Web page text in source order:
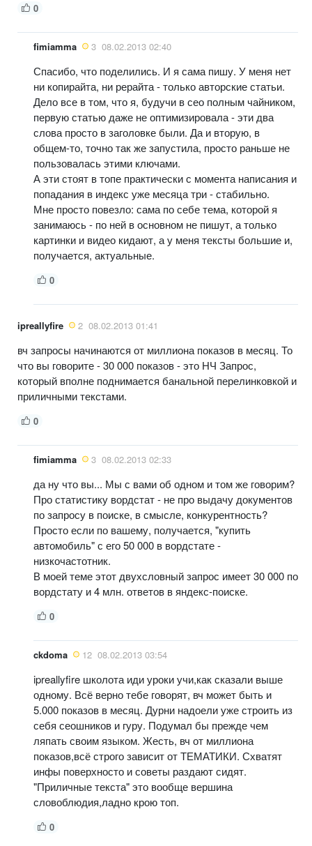
0
fimiamma 3 08.02.2013 02:40
Спасибо, что поделились. И я сама пишу. У меня нет
ни копирайта, ни рерайта - только авторские статьи.
Дело все в том, что я, будучи в сео полным чайником,
первую статью даже не оптимизировала - эти два
слова просто в заголовке были. Да и вторую, в
общем-то, точно так же запустила, просто раньше не
пользовалась этими ключами.
А эти стоят в топе практически с момента написания и
попадания в индекс уже месяца три - стабильно.
Мне просто повезло: сама по себе тема, которой я
занимаюсь - по ней в основном не пишут, а только
картинки и видео кидают, а у меня тексты большие и,
получается, актуальные.
0
ipreallyfire 2 08.02.2013 01:41
вч запросы начинаются от миллиона показов в месяц. То
что вы говорите - 30 000 показов - это НЧ Запрос,
который вполне поднимается банальной перелинковкой и
приличными текстами.
0
fimiamma 3 08.02.2013 02:33
да ну что вы... Мы с вами об одном и том же говорим?
Про статистику вордстат - не про выдачу документов
по запросу в поиске, в смысле, конкурентность?
Просто если по вашему, получается, "купить
автомобиль" с его 50 000 в вордстате -
низкочастотник.
В моей теме этот двухсловный запрос имеет 30 000 по
вордстату и 4 млн. ответов в яндекс-поиске.
0
ckdoma 12 08.02.2013 03:54
ipreallyfire школота иди уроки учи,как сказали выше
одному. Всё верно тебе говорят, вч может быть и
5.000 показов в месяц. Дурни надоели уже строить из
себя сеошников и гуру. Подумал бы прежде чем
ляпать своим языком. Жесть, вч от миллиона
показов,всё строго зависит от ТЕМАТИКИ. Схватят
инфы поверхносто и советы раздают сидят.
"Приличные текста" это вообще вершина
словоблюдия,ладно крою топ.
0